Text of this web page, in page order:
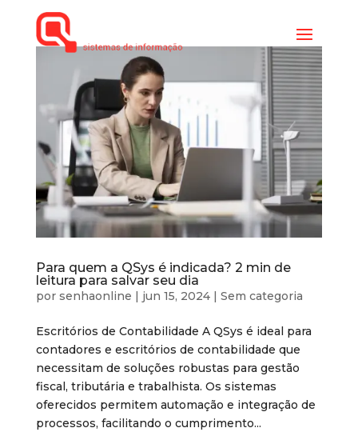
Para quem a QSys é indicada? 2 min de
leitura para salvar seu dia
por senhaonline | jun 15, 2024| Sem categoria
Escritórios de Contabilidade A QSys é ideal para
contadores e escritórios de contabilidade que
necessitam de soluções robustas para gestão
fiscal, tributária e trabalhista. Os sistemas
oferecidos permitem automação e integração de
processos, facilitando o cumprimento...